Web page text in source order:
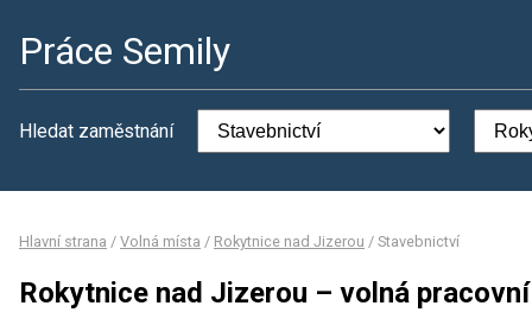
Práce Semily
Hledat zaměstnání
Hlavní strana / Volná místa / Rokytnice nad Jizerou / Stavebnictví
Rokytnice nad Jizerou – volná